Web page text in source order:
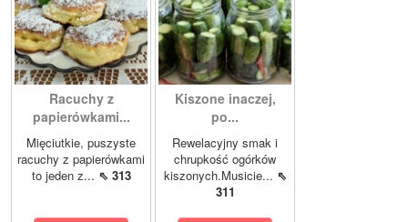
Racuchy z
papierówkami...
Mięciutkie, puszyste
racuchy z papierówkami
to jeden z... ⇖ 313
Kiszone inaczej,
po...
Rewelacyjny smak i
chrupkość ogórków
kiszonych.Musicie... ⇖
311